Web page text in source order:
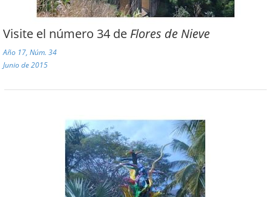
Visite el número 34 de Flores de Nieve
Año 17, Núm. 34
Junio de 2015